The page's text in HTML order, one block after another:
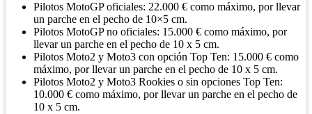
Pilotos MotoGP oficiales: 22.000 € como máximo, por llevar
un parche en el pecho de 10×5 cm.
Pilotos MotoGP no oficiales: 15.000 € como máximo, por
llevar un parche en el pecho de 10 x 5 cm.
Pilotos Moto2 y Moto3 con opción Top Ten: 15.000 € como
máximo, por llevar un parche en el pecho de 10 x 5 cm.
Pilotos Moto2 y Moto3 Rookies o sin opciones Top Ten:
10.000 € como máximo, por llevar un parche en el pecho de
10 x 5 cm.